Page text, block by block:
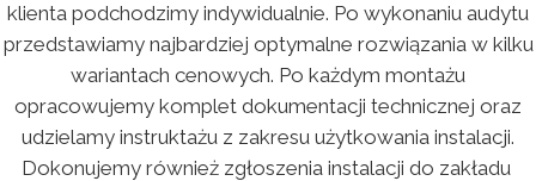
klienta podchodzimy indywidualnie. Po wykonaniu audytu
przedstawiamy najbardziej optymalne rozwiązania w kilku
wariantach cenowych. Po każdym montażu
opracowujemy komplet dokumentacji technicznej oraz
udzielamy instruktażu z zakresu użytkowania instalacji.
Dokonujemy również zgłoszenia instalacji do zakładu